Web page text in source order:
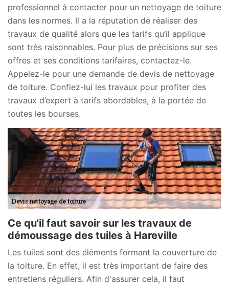
professionnel à contacter pour un nettoyage de toiture
dans les normes. Il a la réputation de réaliser des
travaux de qualité alors que les tarifs qu’il applique
sont très raisonnables. Pour plus de précisions sur ses
offres et ses conditions tarifaires, contactez-le.
Appelez-le pour une demande de devis de nettoyage
de toiture. Confiez-lui les travaux pour profiter des
travaux d’expert à tarifs abordables, à la portée de
toutes les bourses.
Ce qu'il faut savoir sur les travaux de
démoussage des tuiles à Hareville
Les tuiles sont des éléments formant la couverture de
la toiture. En effet, il est très important de faire des
entretiens réguliers. Afin d'assurer cela, il faut